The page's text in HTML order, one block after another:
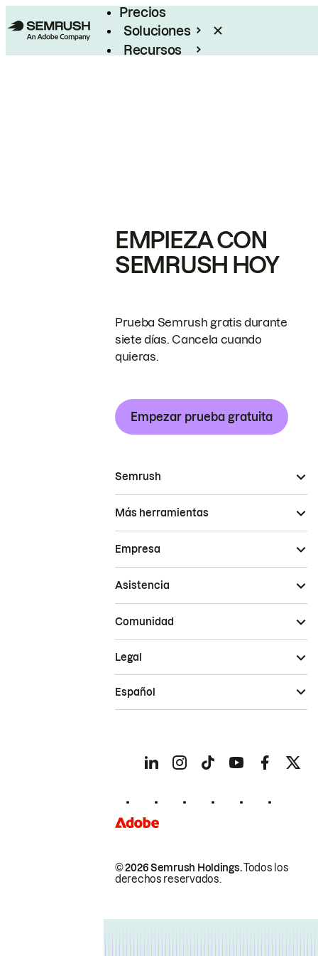
Precios
Soluciones
Recursos
EMPIEZA CON
SEMRUSH HOY
Prueba Semrush gratis durante
siete días. Cancela cuando
quieras.
Empezar prueba gratuita
Semrush
Más herramientas
Empresa
Asistencia
Comunidad
© 2026 Semrush Holdings.Todos los
derechos reservados.
Legal
Español